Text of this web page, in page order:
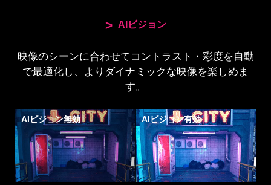
HDMI™ 2.0
HDMI™ 1.4
AIビジョン
映像のシーンに合わせてコントラスト・彩度を自動
で最適化し、よりダイナミックな映像を楽しめま
す。
AIビジョン無効 AIビジョン有効